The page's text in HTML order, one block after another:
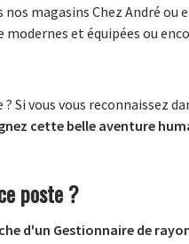
nos magasins Chez André
modernes et équipées ou
? Si vous vous reconnaissez
cette belle aventure
poste ?
d'un Gestionnaire de